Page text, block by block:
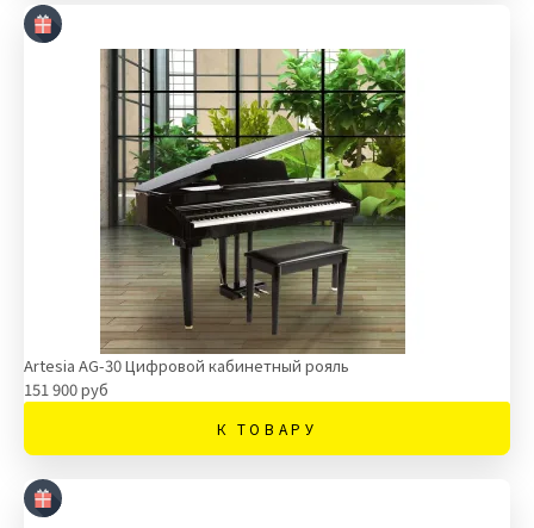
Artesia AG-30 Цифровой кабинетный рояль
151 900 руб
К ТОВАРУ